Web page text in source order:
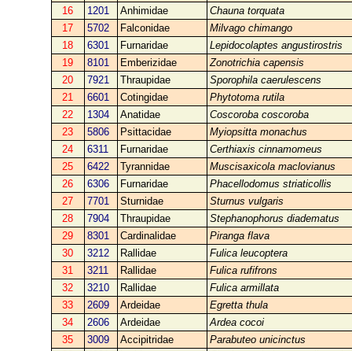
16
1201 Anhimidae
Chauna torquata
17
5702 Falconidae
Milvago chimango
18
6301 Furnaridae
Lepidocolaptes angustirostris
19
8101 Emberizidae
Zonotrichia capensis
20
7921 Thraupidae
Sporophila caerulescens
21
6601 Cotingidae
Phytotoma rutila
22
1304 Anatidae
Coscoroba coscoroba
23
5806 Psittacidae
Myiopsitta monachus
24
6311 Furnaridae
Certhiaxis cinnamomeus
25
6422 Tyrannidae
Muscisaxicola maclovianus
26
6306 Furnaridae
Phacellodomus striaticollis
27
7701 Sturnidae
Sturnus vulgaris
28
7904 Thraupidae
Stephanophorus diadematus
29
8301 Cardinalidae
Piranga flava
30
3212 Rallidae
Fulica leucoptera
31
3211 Rallidae
Fulica rufifrons
32
3210 Rallidae
Fulica armillata
33
2609 Ardeidae
Egretta thula
34
2606 Ardeidae
Ardea cocoi
35
3009 Accipitridae
Parabuteo unicinctus